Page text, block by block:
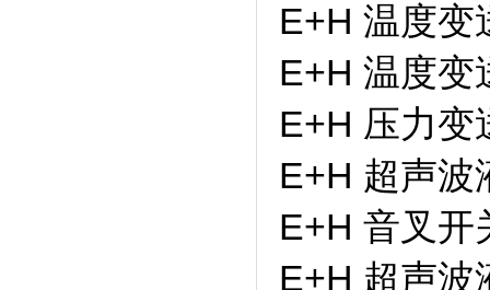
E+H 温度变
E+H 温度
E+H 压力变
E+H 超声波
E+H 音叉开
E+H 超声波